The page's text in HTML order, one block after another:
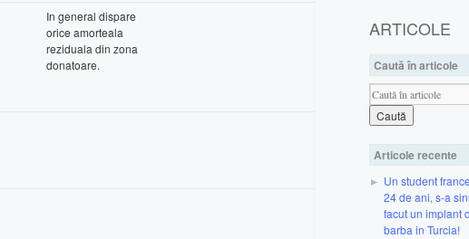
In general dispare
orice amorteala
reziduala din zona
donatoare.
ARTICOLE
Caută în articole
Articole recente
Un student
24 de ani, s-a
facut un implant
barba in Turcia!